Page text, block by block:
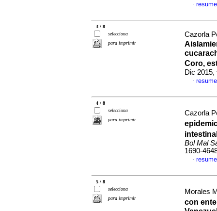
·
3 / 8
selecciona
para imprimir
Cazorla
Coro,
Dic 2015,
·
4 / 8
selecciona
para imprimir
Cazorla
Bol Mal
1690-
·
5 / 8
selecciona
para imprimir
Morales
con